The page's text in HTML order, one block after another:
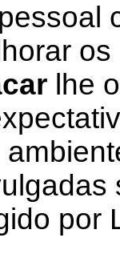
lhe
por